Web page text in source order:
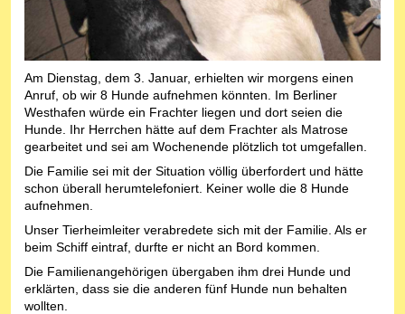
Am Dienstag, dem 3. Januar, erhielten wir morgens einen
Anruf, ob wir 8 Hunde aufnehmen könnten. Im Berliner
Westhafen würde ein Frachter liegen und dort seien die
Hunde. Ihr Herrchen hätte auf dem Frachter als Matrose
gearbeitet und sei am Wochenende plötzlich tot umgefallen.
Die Familie sei mit der Situation völlig überfordert und hätte
schon überall herumtelefoniert. Keiner wolle die 8 Hunde
aufnehmen.
Unser Tierheimleiter verabredete sich mit der Familie. Als er
beim Schiff eintraf, durfte er nicht an Bord kommen.
Die Familienangehörigen übergaben ihm drei Hunde und
erklärten, dass sie die anderen fünf Hunde nun behalten
wollten.